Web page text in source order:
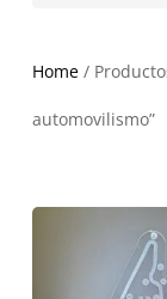
Home/
automovilismo”